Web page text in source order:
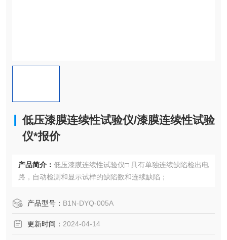
低压漆膜连续性试验仪/漆膜连续性试验
仪*报价
产品简介： 低压漆膜连续性试验仪□ 具有单独连续缺陷检出电
路，自动检测和显示试样的缺陷数和连续缺陷；
产品型号： B1N-DYQ-005A
更新时间： 2024-04-14